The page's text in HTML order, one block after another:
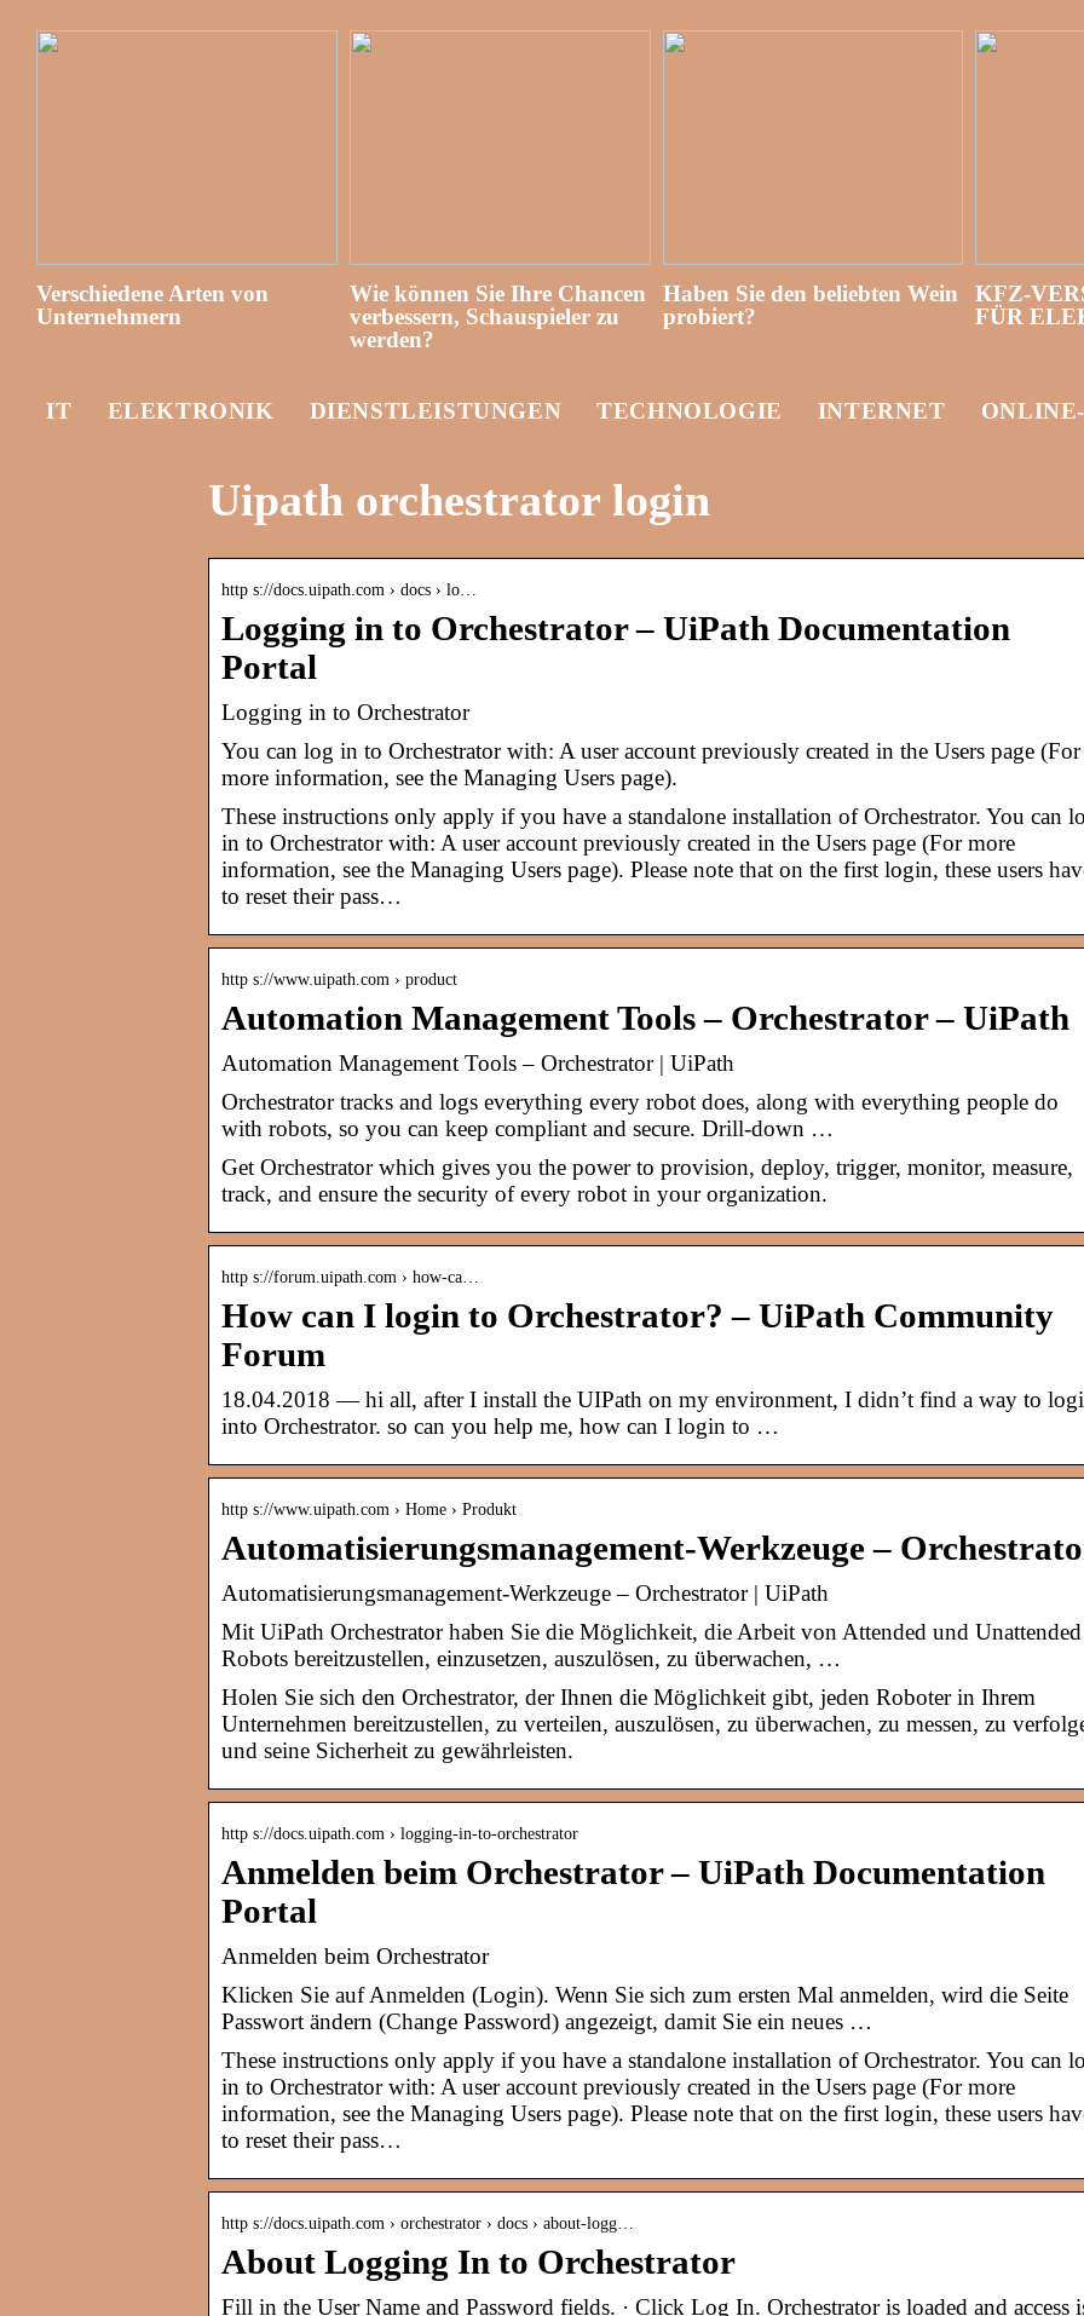
Verschiedene Arten von
Unternehmern
Wie können Sie Ihre Chancen
verbessern, Schauspieler zu
werden?
Haben Sie den beliebten Wein
probiert?
KFZ-
FÜR
IT ELEKTRONIK DIENSTLEISTUNGEN TECHNOLOGIE INTERNET
Uipath orchestrator login
http s://docs.uipath.com › docs › lo…
Logging in to Orchestrator – UiPath Documentation
Portal
Logging in to Orchestrator
You can log in to Orchestrator with: A user account previously created in the Users page (For
more information, see the Managing Users page).
These instructions only apply if you have a standalone installation of Orchestrator. You can
in to Orchestrator with: A user account previously created in the Users page (For more
information, see the Managing Users page). Please note that on the first login, these users
to reset their pass…
http s://www.uipath.com › product
Automation Management Tools – Orchestrator – UiPath
Automation Management Tools – Orchestrator | UiPath
Orchestrator tracks and logs everything every robot does, along with everything people do
with robots, so you can keep compliant and secure. Drill-down …
Get Orchestrator which gives you the power to provision, deploy, trigger, monitor, measure,
track, and ensure the security of every robot in your organization.
http s://forum.uipath.com › how-ca…
How can I login to Orchestrator? – UiPath Community
Forum
18.04.2018 — hi all, after I install the UIPath on my environment, I didn’t find a way to
into Orchestrator. so can you help me, how can I login to …
http s://www.uipath.com › Home › Produkt
Automatisierungsmanagement-Werkzeuge –
Automatisierungsmanagement-Werkzeuge – Orchestrator | UiPath
Mit UiPath Orchestrator haben Sie die Möglichkeit, die Arbeit von Attended und Unattended
Robots bereitzustellen, einzusetzen, auszulösen, zu überwachen, …
Holen Sie sich den Orchestrator, der Ihnen die Möglichkeit gibt, jeden Roboter in Ihrem
Unternehmen bereitzustellen, zu verteilen, auszulösen, zu überwachen, zu messen, zu
und seine Sicherheit zu gewährleisten.
http s://docs.uipath.com › logging-in-to-orchestrator
Anmelden beim Orchestrator – UiPath Documentation
Portal
Anmelden beim Orchestrator
Klicken Sie auf Anmelden (Login). Wenn Sie sich zum ersten Mal anmelden, wird die Seite
Passwort ändern (Change Password) angezeigt, damit Sie ein neues …
These instructions only apply if you have a standalone installation of Orchestrator. You can
in to Orchestrator with: A user account previously created in the Users page (For more
information, see the Managing Users page). Please note that on the first login, these users
to reset their pass…
http s://docs.uipath.com › orchestrator › docs › about-logg…
About Logging In to Orchestrator
Fill in the User Name and Password fields. · Click Log In. Orchestrator is loaded and access